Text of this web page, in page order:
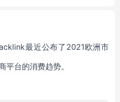
最近公布了2021欧洲市
平台的消费趋势。